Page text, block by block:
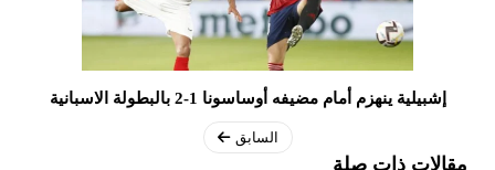
إشبيلية ينهزم أمام مضيفه أوساسونا 1-2 بالبطولة الاسبانية
السابق
مقالات ذات صلة